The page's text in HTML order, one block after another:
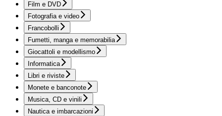
Film e DVD
Fotografia e video
Francobolli
Fumetti, manga e memorabilia
Giocattoli e modellismo
Informatica
Libri e riviste
Monete e banconote
Musica, CD e vinili
Nautica e imbarcazioni